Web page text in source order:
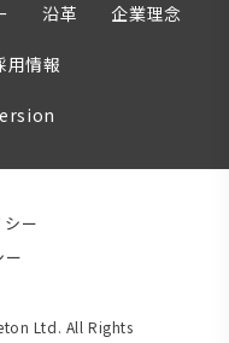
沿革 企業理念
用情報
ー
ー
Ltd. All Rights